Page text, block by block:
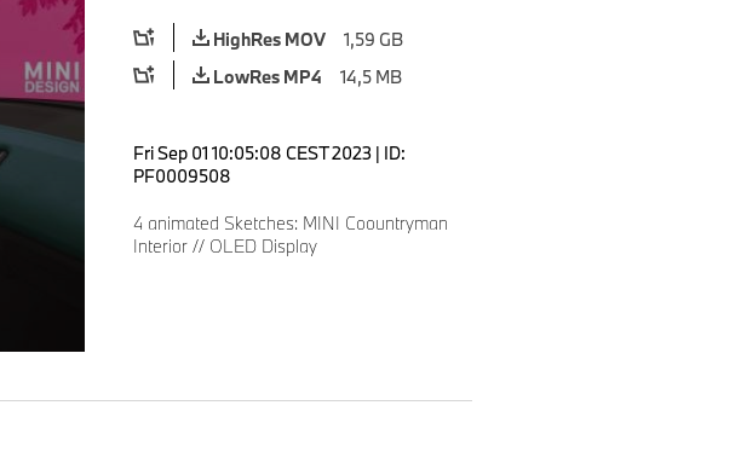
HighRes MOV
1,59 GB
LowRes MP4
14,5 MB
Fri Sep 01 10:05:08 CEST 2023 | ID:
PF0009508
4 animated Sketches: MINI Coountryman
Interior // OLED Display